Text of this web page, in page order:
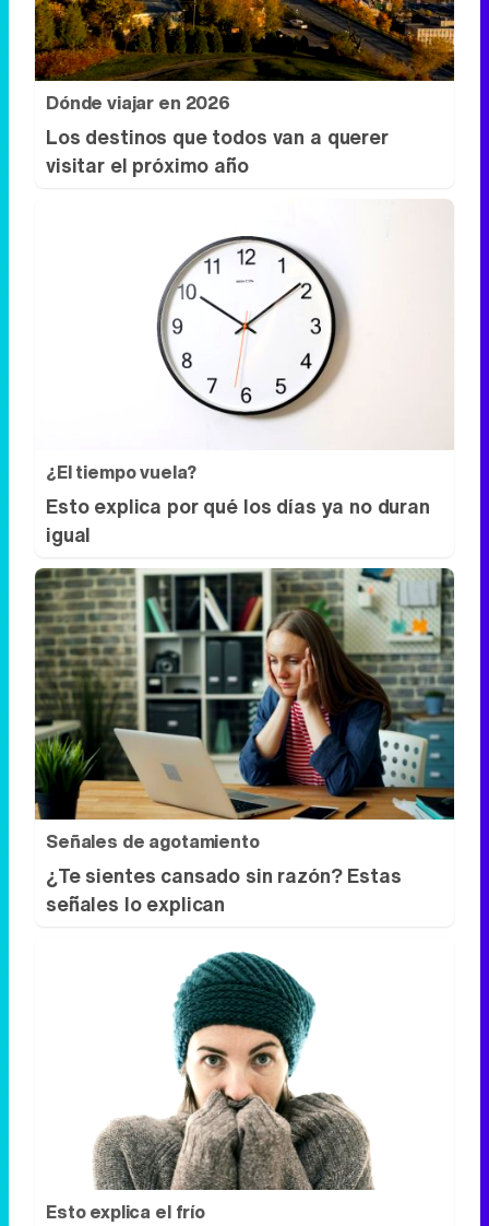
Dónde viajar en 2026
Los destinos que todos van a querer
visitar el próximo año
¿El tiempo vuela?
Esto explica por qué los días ya no duran
igual
Señales de agotamiento
¿Te sientes cansado sin razón? Estas
señales lo explican
Esto explica el frío